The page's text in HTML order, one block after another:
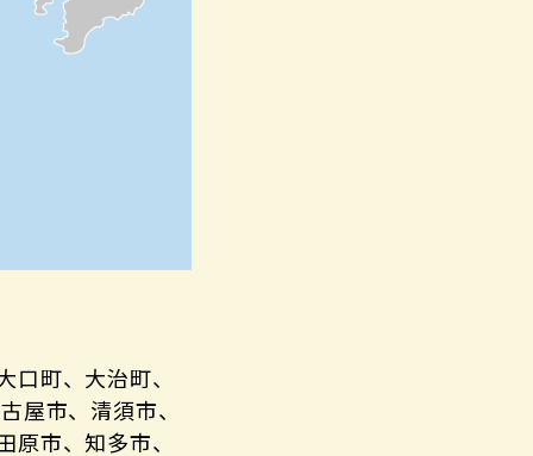
町、大治町、
屋市、清須市、
市、知多市、